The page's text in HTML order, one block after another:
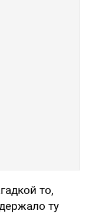
то,
ту